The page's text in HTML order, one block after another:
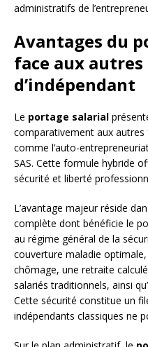
administratifs de
Avantages du
face aux
d’indépendant
Le portage salarial
comparativement aux autres
comme l’auto-
SAS. Cette formule hybride
sécurité et liberté
L’avantage majeur réside
complète dont bénéficie le
au régime général de la
couverture maladie optimale,
chômage, une retraite
salariés traditionnels, ainsi
Cette sécurité constitue un
indépendants classiques ne